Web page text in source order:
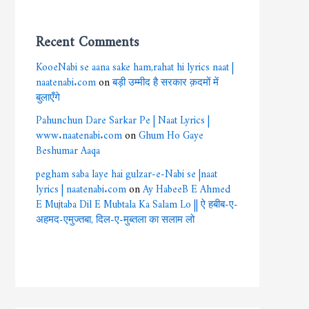
Recent Comments
KooeNabi se aana sake ham,rahat hi lyrics naat |
naatenabi.comonबड़ी उम्मीद है सरकार क़दमों में
बुलाएँगे
Pahunchun Dare Sarkar Pe | Naat Lyrics |
www.naatenabi.comonGhum Ho Gaye
Beshumar Aaqa
pegham saba laye hai gulzar-e-Nabi se |naat
lyrics | naatenabi.comonAy HabeeB E Ahmed
E Mujtaba Dil E Mubtala Ka Salam Lo || ऐ हबीब-ए-
अहमद-एमुज्तबा, दिल-ए-मुब्तला का सलाम लो